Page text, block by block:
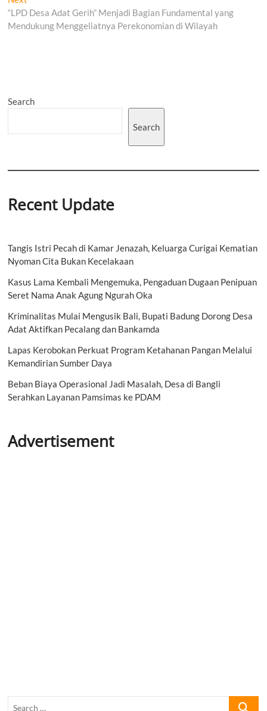
post:
“LPD Desa Adat Gerih” Menjadi Bagian Fundamental yang
Mendukung Menggeliatnya Perekonomian di Wilayah
Search
Search
Recent Update
Tangis Istri Pecah di Kamar Jenazah, Keluarga Curigai Kematian
Nyoman Cita Bukan Kecelakaan
Kasus Lama Kembali Mengemuka, Pengaduan Dugaan Penipuan
Seret Nama Anak Agung Ngurah Oka
Kriminalitas Mulai Mengusik Bali, Bupati Badung Dorong Desa
Adat Aktifkan Pecalang dan Bankamda
Lapas Kerobokan Perkuat Program Ketahanan Pangan Melalui
Kemandirian Sumber Daya
Beban Biaya Operasional Jadi Masalah, Desa di Bangli
Serahkan Layanan Pamsimas ke PDAM
Advertisement
Search